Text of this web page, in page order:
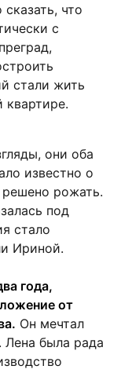
что
с
стали жить
квартире.
они оба
известно о
рожать.
под
стало
Ириной.
года,
от
Он мечтал
была рада